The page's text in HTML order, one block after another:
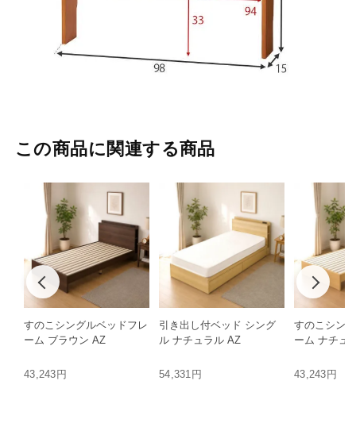
この商品に関連する商品
すのこシングルベッドフレ
ーム ブラウン AZ
43,243円
引き出し付ベッド シング
ル ナチュラル AZ
54,331円
すのこシン
ーム ナチュ
43,243円